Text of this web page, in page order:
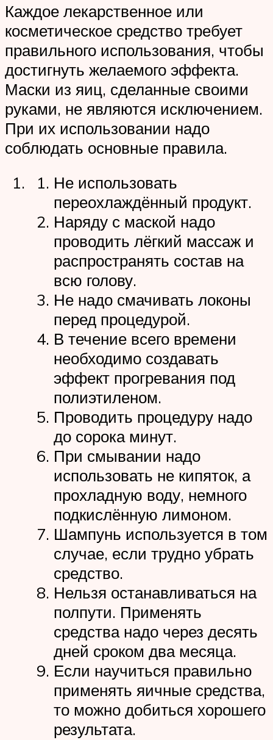
Каждое лекарственное или
косметическое средство требует
правильного использования, чтобы
достигнуть желаемого эффекта.
Маски из яиц, сделанные своими
руками, не являются исключением.
При их использовании надо
соблюдать основные правила.
Не использовать
переохлаждённый продукт.
Наряду с маской надо
проводить лёгкий массаж и
распространять состав на
всю голову.
Не надо смачивать локоны
перед процедурой.
В течение всего времени
необходимо создавать
эффект прогревания под
полиэтиленом.
Проводить процедуру надо
до сорока минут.
При смывании надо
использовать не кипяток, а
прохладную воду, немного
подкислённую лимоном.
Шампунь используется в том
случае, если трудно убрать
средство.
Нельзя останавливаться на
полпути. Применять
средства надо через десять
дней сроком два месяца.
Если научиться правильно
применять яичные средства,
то можно добиться хорошего
результата.